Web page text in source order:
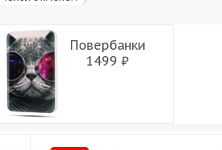
Повербанки
1499 ₽